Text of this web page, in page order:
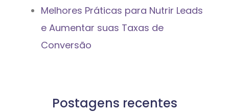
Melhores Práticas para Nutrir Leads
e Aumentar suas Taxas de
Conversão
Postagens recentes